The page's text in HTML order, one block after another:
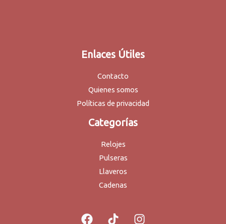
Enlaces Útiles
Contacto
Quienes somos
Políticas de privacidad
Categorías
Relojes
Pulseras
Llaveros
Cadenas